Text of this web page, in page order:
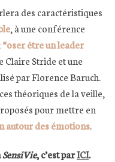
des caractéristiques
, à une conférence
“oser être un leader
Claire Stride et une
par Florence Baruch.
théoriques de la veille,
pour mettre en
autour des émotions.
SensiVie, c’est parICI.